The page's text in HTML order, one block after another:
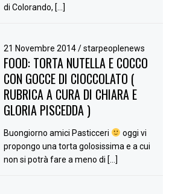
di Colorando, […]
21 Novembre 2014/ starpeoplenews
FOOD: TORTA NUTELLA E COCCO
CON GOCCE DI CIOCCOLATO (
RUBRICA A CURA DI CHIARA E
GLORIA PISCEDDA )
Buongiorno amici Pasticceri
oggi vi
propongo una torta golosissima e a cui
non si potrà fare a meno di […]